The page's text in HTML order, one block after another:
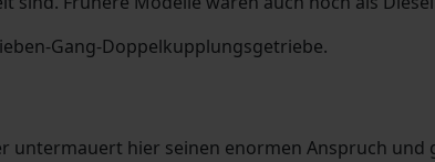
Gang-Doppelkupplungsgetriebe.
untermauert hier seinen enormen Anspruch